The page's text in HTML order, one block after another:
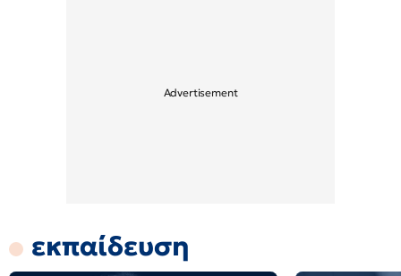
εκπαίδευση